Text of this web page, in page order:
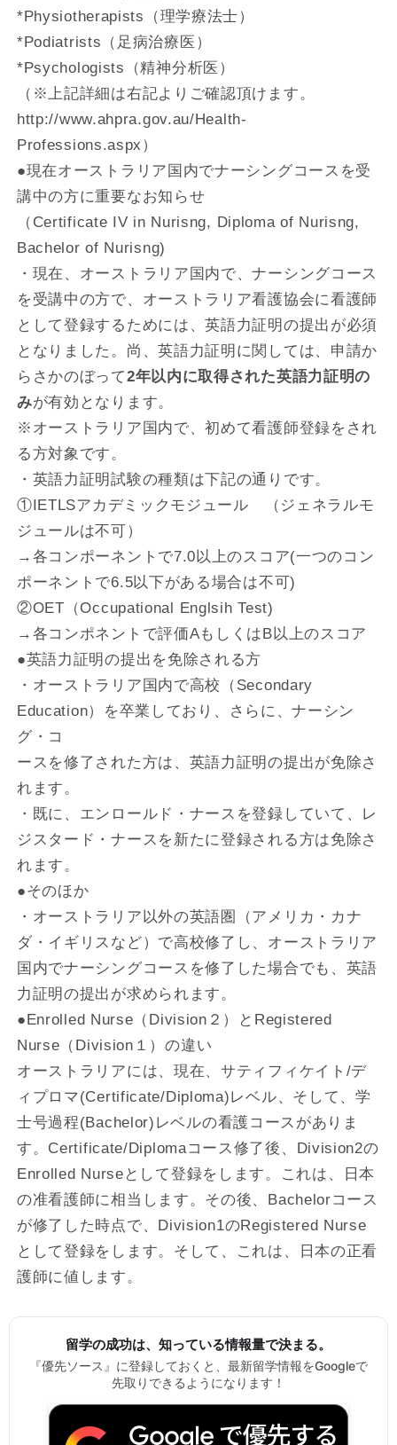
*Physiotherapists（理学療法士）
*Podiatrists（足病治療医）
*Psychologists（精神分析医）
（※上記詳細は右記よりご確認頂けます。
http://www.ahpra.gov.au/Health-
Professions.aspx）
●現在オーストラリア国内でナーシングコースを受
講中の方に重要なお知らせ
（Certificate IV in Nurisng, Diploma of Nurisng,
Bachelor of Nurisng)
・現在、オーストラリア国内で、ナーシングコース
を受講中の方で、オーストラリア看護協会に看護師
として登録するためには、英語力証明の提出が必須
となりました。尚、英語力証明に関しては、申請か
らさかのぼって2年以内に取得された英語力証明の
みが有効となります。
※オーストラリア国内で、初めて看護師登録をされ
る方対象です。
・英語力証明試験の種類は下記の通りです。
①IETLSアカデミックモジュール （ジェネラルモ
ジュールは不可）
→各コンポーネントで7.0以上のスコア(一つのコン
ポーネントで6.5以下がある場合は不可)
②OET（Occupational Englsih Test)
→各コンポネントで評価AもしくはB以上のスコア
●英語力証明の提出を免除される方
・オーストラリア国内で高校（Secondary
Education）を卒業しており、さらに、ナーシン
グ・コ
ースを修了された方は、英語力証明の提出が免除さ
れます。
・既に、エンロールド・ナースを登録していて、レ
ジスタード・ナースを新たに登録される方は免除さ
れます。
●そのほか
・オーストラリア以外の英語圏（アメリカ・カナ
ダ・イギリスなど）で高校修了し、オーストラリア
国内でナーシングコースを修了した場合でも、英語
力証明の提出が求められます。
●Enrolled Nurse（Division２）とRegistered
Nurse（Division１）の違い
オーストラリアには、現在、サティフィケイト/デ
ィプロマ(Certificate/Diploma)レベル、そして、学
士号過程(Bachelor)レベルの看護コースがありま
す。Certificate/Diplomaコース修了後、Division2の
Enrolled Nurseとして登録をします。これは、日本
の准看護師に相当します。その後、Bachelorコース
が修了した時点で、Division1のRegistered Nurse
として登録をします。そして、これは、日本の正看
護師に値します。
留学の成功は、知っている情報量で決まる。
『優先ソース』に登録しておくと、最新留学情報をGoogleで
先取りできるようになります！